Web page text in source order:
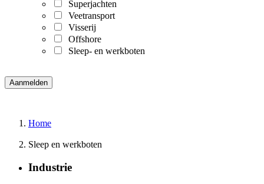
Superjachten
Veetransport
Visserij
Offshore
Sleep- en werkboten
Home
Sleep en werkboten
Industrie